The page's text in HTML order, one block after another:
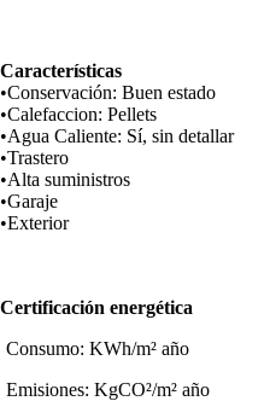
Características
•Conservación: Buen estado
•Calefaccion: Pellets
•Agua Caliente: Sí, sin detallar
•Trastero
•Alta suministros
•Garaje
•Exterior
Certificación energética
Consumo: KWh/m² año
Emisiones: KgCO²/m² año